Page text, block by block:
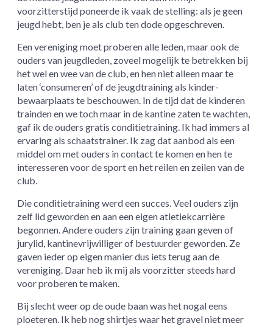
voorzitterstijd poneerde ik vaak de stelling: als je geen
jeugd hebt, ben je als club ten dode opgeschreven.
Een vereniging moet proberen alle leden, maar ook de
ouders van jeugdleden, zoveel mogelijk te betrekken bij
het wel en wee van de club, en hen niet alleen maar te
laten ‘consumeren’ of de jeugdtraining als kinder-
bewaarplaats te beschouwen. In de tijd dat de kinderen
trainden en we toch maar in de kantine zaten te wachten,
gaf ik de ouders gratis conditietraining. Ik had immers al
ervaring als schaatstrainer. Ik zag dat aanbod als een
middel om met ouders in contact te komen en hen te
interesseren voor de sport en het reilen en zeilen van de
club.
Die conditietraining werd een succes. Veel ouders zijn
zelf lid geworden en aan een eigen atletiekcarrière
begonnen. Andere ouders zijn training gaan geven of
jurylid, kantinevrijwilliger of bestuurder geworden. Ze
gaven ieder op eigen manier dus iets terug aan de
vereniging. Daar heb ik mij als voorzitter steeds hard
voor proberen te maken.
Bij slecht weer op de oude baan was het nogal eens
ploeteren. Ik heb nog shirtjes waar het gravel niet meer